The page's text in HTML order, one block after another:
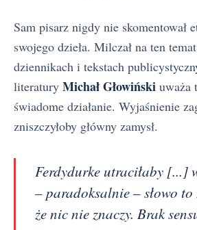
Sam pisarz nigdy nie skomentował
swojego dzieła. Milczał na ten
dziennikach i tekstach
literatury Michał Głowiński uważa
świadome działanie. Wyjaśnienie
zniszczyłoby główny zamysł.
Ferdydurke utraciłaby [...]
– paradoksalnie – słowo to
że nic nie znaczy. Brak